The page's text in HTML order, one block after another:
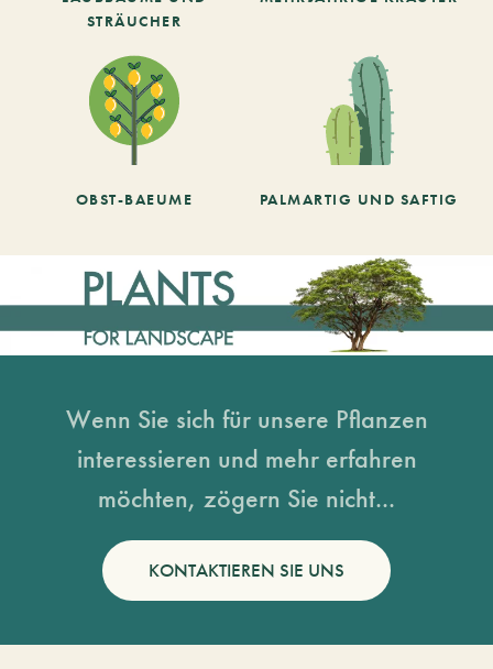
STRÄUCHER
OBST-BAEUME PALMARTIG UND SAFTIG
Wenn Sie sich für unsere Pflanzen
interessieren und mehr erfahren
möchten, zögern Sie nicht...
KONTAKTIEREN SIE UNS